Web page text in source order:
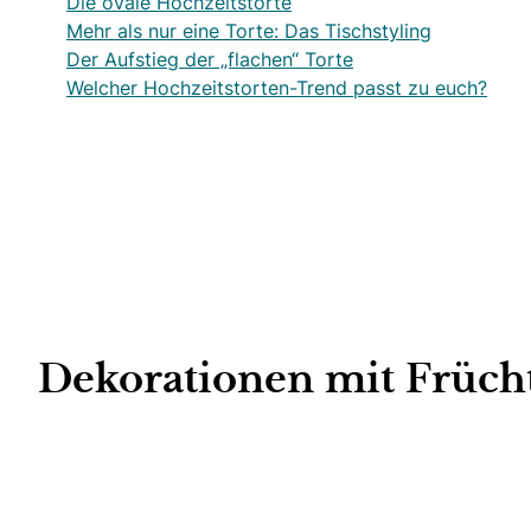
Mehr als nur eine Torte: Das Tischstyling
Der Aufstieg der „flachen“ Torte
Welcher Hochzeitstorten-Trend passt zu euch?
Dekorationen mit